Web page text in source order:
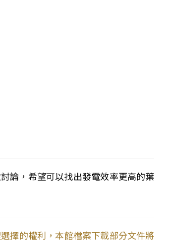
論，希望可以找出發電效率更高的葉
擇的權利，本館檔案下載部分文件將